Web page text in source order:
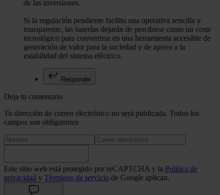
de las inversiones.
Si la regulación pendiente facilita una operativa sencilla y
transparente, las baterías dejarán de percibirse como un coste
tecnológico para convertirse en una herramienta accesible de
generación de valor para la sociedad y de apoyo a la
estabilidad del sistema eléctrico.
Responder
Deja tu comentario
Tu dirección de correo electrónico no será publicada. Todos los
campos son obligatorios
Este sitio web está protegido por reCAPTCHA y la Política de
privacidad y Términos de servicio de Google aplican.